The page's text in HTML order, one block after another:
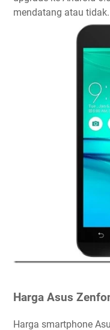
mendatang atau tidak.
Harga Asus
Harga smartphone